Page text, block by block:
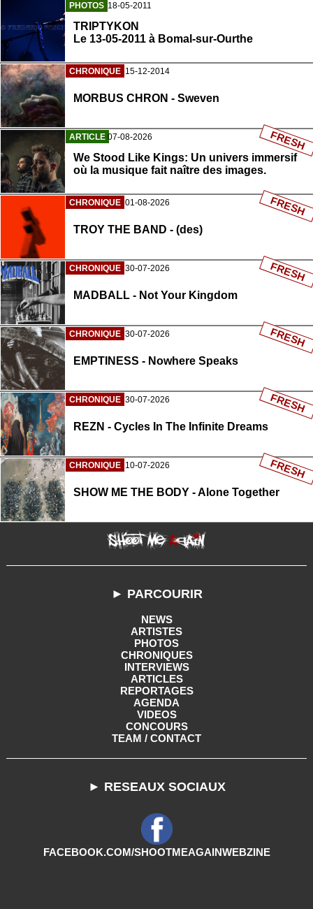
PHOTOS 18-05-2011
TRIPTYKON
Le 13-05-2011 à Bomal-sur-Ourthe
CHRONIQUE 15-12-2014
MORBUS CHRON - Sweven
ARTICLE 07-08-2026
We Stood Like Kings: Un univers immersif
où la musique fait naître des images.
FRESH
CHRONIQUE 01-08-2026
TROY THE BAND - (des)
FRESH
CHRONIQUE 30-07-2026
MADBALL - Not Your Kingdom
FRESH
CHRONIQUE 30-07-2026
EMPTINESS - Nowhere Speaks
FRESH
CHRONIQUE 30-07-2026
REZN - Cycles In The Infinite Dreams
FRESH
CHRONIQUE 10-07-2026
SHOW ME THE BODY - Alone Together
FRESH
► PARCOURIR
NEWS
ARTISTES
PHOTOS
CHRONIQUES
INTERVIEWS
ARTICLES
REPORTAGES
AGENDA
VIDEOS
CONCOURS
TEAM / CONTACT
► RESEAUX SOCIAUX
FACEBOOK.COM/SHOOTMEAGAINWEBZINE